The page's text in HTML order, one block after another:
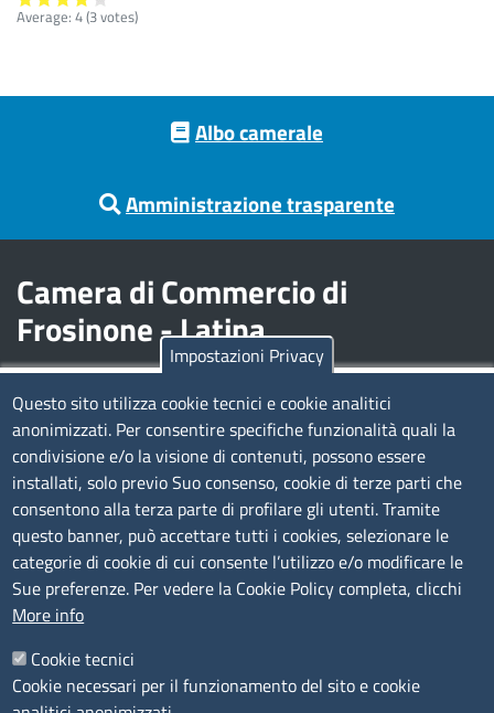
Average: 4(3votes)
Albo camerale
Amministrazione trasparente
Camera di Commercio di
Frosinone - Latina
Contatti
Sede Legale di Latina: Viale Umberto I, 80 - 04100 (LT)
tel. 0773/6721
Sede di Frosinone: Via Alcide De Gasperi, 1 - 03100 (FR)
tel. 0775/2751
Peccciaa@pec.frlt.camcom.it
Ufficio relazioni con il pubblico
Codice Fiscale e Partita Iva: 02957560598
Impostazioni Privacy
Questo sito utilizza cookie tecnici e cookie analitici
anonimizzati. Per consentire specifiche funzionalità quali la
condivisione e/o la visione di contenuti, possono essere
installati, solo previo Suo consenso, cookie di terze parti che
consentono alla terza parte di profilare gli utenti. Tramite
questo banner, può accettare tutti i cookies, selezionare le
categorie di cookie di cui consente l’utilizzo e/o modificare le
Sue preferenze. Per vedere la Cookie Policy completa, clicchi
More info
Cookie tecnici
Cookie necessari per il funzionamento del sito e cookie